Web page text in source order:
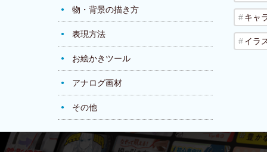
物・背景の描き方
表現方法
お絵かきツール
アナログ画材
その他
キャ
イラ